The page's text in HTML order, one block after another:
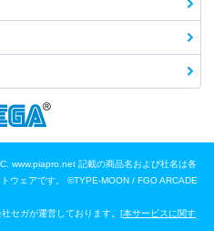
www.piapro.net 記載の商品名および社名は各
ウェアです。
©TYPE-MOON / FGO ARCADE
セガが運営しております。[本サービスに関す